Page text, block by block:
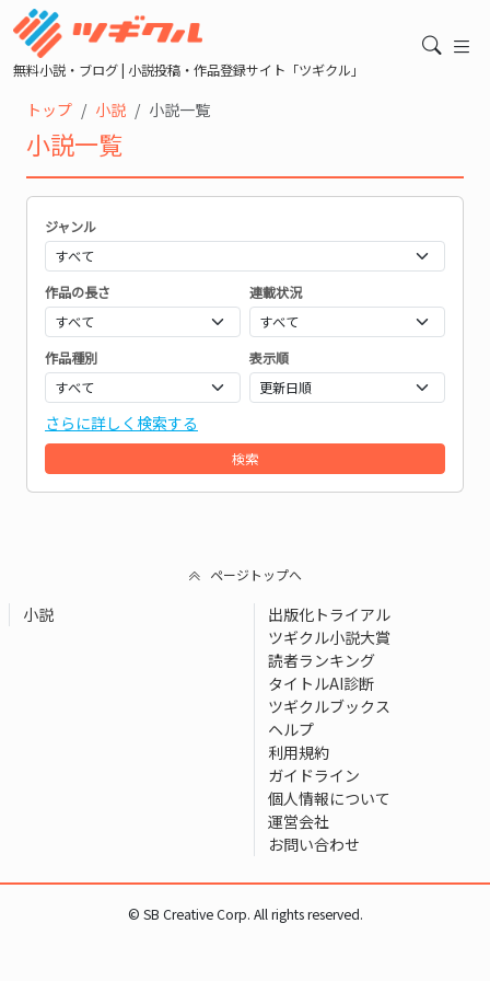
無料小説・ブログ | 小説投稿・作品登録サイト「ツギクル」
トップ 小説 小説一覧
小説一覧
ジャンル
作品の長さ 連載状況
作品種別 表示順
さらに詳しく検索する
検索
ページトップへ
小説
出版化トライアル
ツギクル小説大賞
読者ランキング
タイトルAI診断
ツギクルブックス
ヘルプ
利用規約
ガイドライン
個人情報について
運営会社
お問い合わせ
© SB Creative Corp. All rights reserved.